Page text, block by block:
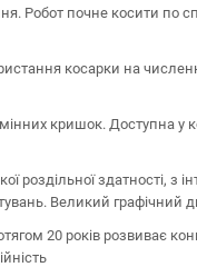
Робот почне косити по
косарки на
кришок. Доступна у
здатності, з
Великий графічний
20 років розвиває